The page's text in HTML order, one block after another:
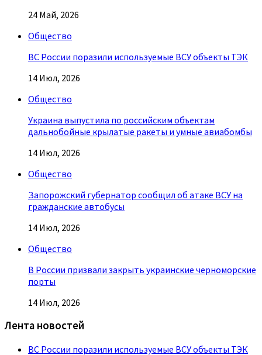
24 Май, 2026
Общество
ВС России поразили используемые ВСУ объекты ТЭК
14 Июл, 2026
Общество
Украина выпустила по российским объектам
дальнобойные крылатые ракеты и умные авиабомбы
14 Июл, 2026
Общество
Запорожский губернатор сообщил об атаке ВСУ на
гражданские автобусы
14 Июл, 2026
Общество
В России призвали закрыть украинские черноморские
порты
14 Июл, 2026
Лента новостей
ВС России поразили используемые ВСУ объекты ТЭК